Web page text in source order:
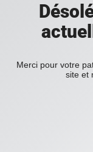
Merci pour votre
site et